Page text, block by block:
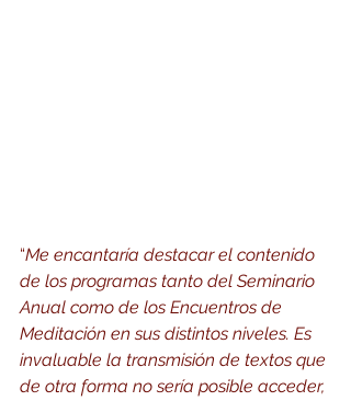
“Me encantaría destacar el contenido
de los programas tanto del Seminario
Anual como de los Encuentros de
Meditación en sus distintos niveles. Es
invaluable la transmisión de textos que
de otra forma no sería posible acceder,